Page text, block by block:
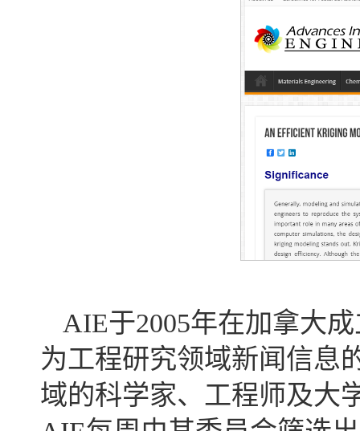
AIE于2005年在加拿大
为工程研究领域新闻信息
域的科学家、工程师及大